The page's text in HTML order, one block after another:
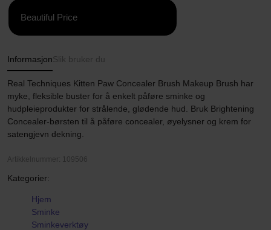
Beautiful Price
Informasjon Slik bruker du
Real Techniques Kitten Paw Concealer Brush Makeup Brush har
myke, fleksible buster for å enkelt påføre sminke og
hudpleieprodukter for strålende, glødende hud. Bruk Brightening
Concealer-børsten til å påføre concealer, øyelysner og krem for
satengjevn dekning.
Artikkelnummer: 109506
Kategorier:
Hjem
Sminke
Sminkeverktøy